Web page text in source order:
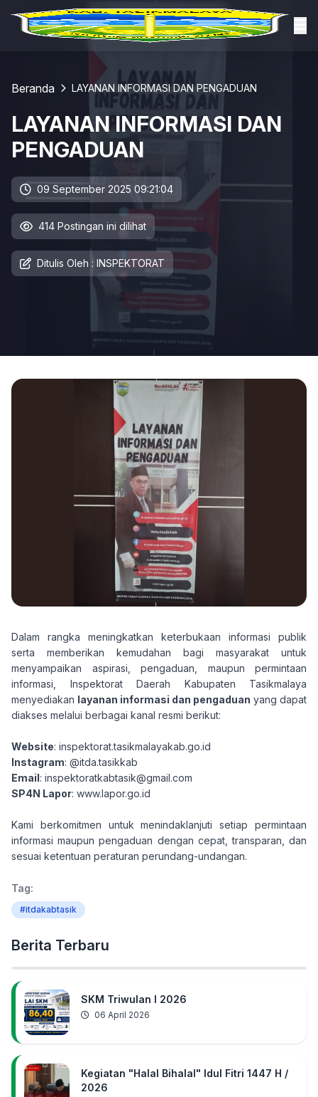
Beranda LAYANAN INFORMASI DAN PENGADUAN
LAYANAN INFORMASI DAN
PENGADUAN
09 September 2025 09:21:04
414 Postingan ini dilihat
Ditulis Oleh : INSPEKTORAT
Dalam rangka meningkatkan keterbukaan informasi publik
serta memberikan kemudahan bagi masyarakat untuk
menyampaikan aspirasi, pengaduan, maupun permintaan
informasi, Inspektorat Daerah Kabupaten Tasikmalaya
menyediakan layanan informasi dan pengaduan yang dapat
diakses melalui berbagai kanal resmi berikut:
Website: inspektorat.tasikmalayakab.go.id
Instagram: @itda.tasikkab
Email: inspektoratkabtasik@gmail.com
SP4N Lapor: www.lapor.go.id
Kami berkomitmen untuk menindaklanjuti setiap permintaan
informasi maupun pengaduan dengan cepat, transparan, dan
sesuai ketentuan peraturan perundang-undangan.
Tag:
#itdakabtasik
Berita Terbaru
SKM Triwulan I 2026
06 April 2026
Kegiatan "Halal Bihalal" Idul Fitri 1447 H /
2026